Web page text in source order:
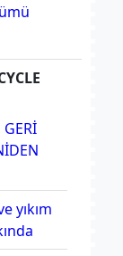
GERİ
yıkım